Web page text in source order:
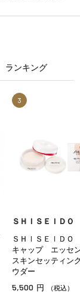
ランキング
3
ＳＨＩＳＥＩＤＯ
ＳＨＩＳＥＩＤ
キャップ エッ
スキンセッティ
ウダー
5,500 円 （税込）